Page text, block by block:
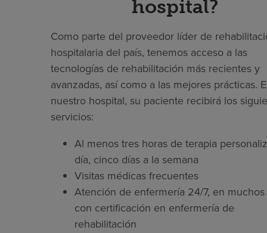
hospital?
Como parte del proveedor líder de
hospitalaria del país, tenemos acceso a las
tecnologías de rehabilitación más recientes y
avanzadas, así como a las mejores prácticas.
nuestro hospital, su paciente recibirá los
servicios:
Al menos tres horas de terapia
día, cinco días a la semana
Visitas médicas frecuentes
Atención de enfermería 24/7, en muchos
con certificación en enfermería de
rehabilitación